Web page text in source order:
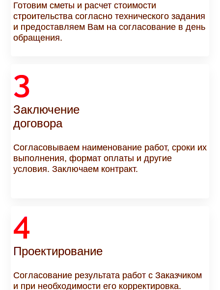
Готовим сметы и расчет стоимости
строительства согласно технического задания
и предоставляем Вам на согласование в день
обращения.
3
Заключение
договора
Согласовываем наименование работ, сроки их
выполнения, формат оплаты и другие
условия. Заключаем контракт.
4
Проектирование
Согласование результата работ с Заказчиком
и при необходимости его корректировка.